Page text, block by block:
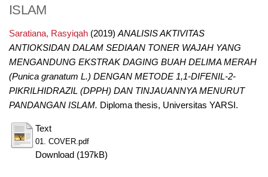
ISLAM
Saratiana, Rasyiqah(2019) ANALISIS AKTIVITAS
ANTIOKSIDAN DALAM SEDIAAN TONER WAJAH YANG
MENGANDUNG EKSTRAK DAGING BUAH DELIMA MERAH
(Punica granatum L.) DENGAN METODE 1,1-DIFENIL-2-
PIKRILHIDRAZIL (DPPH) DAN TINJAUANNYA MENURUT
PANDANGAN ISLAM. Diploma thesis, Universitas YARSI.
Text
01. COVER.pdf
Download (197kB)